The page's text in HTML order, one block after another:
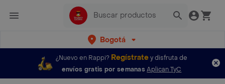
Bogotá
¿Nuevo en Rappi? Regístratey disfruta de
envíos gratis por semanas Aplican TyC